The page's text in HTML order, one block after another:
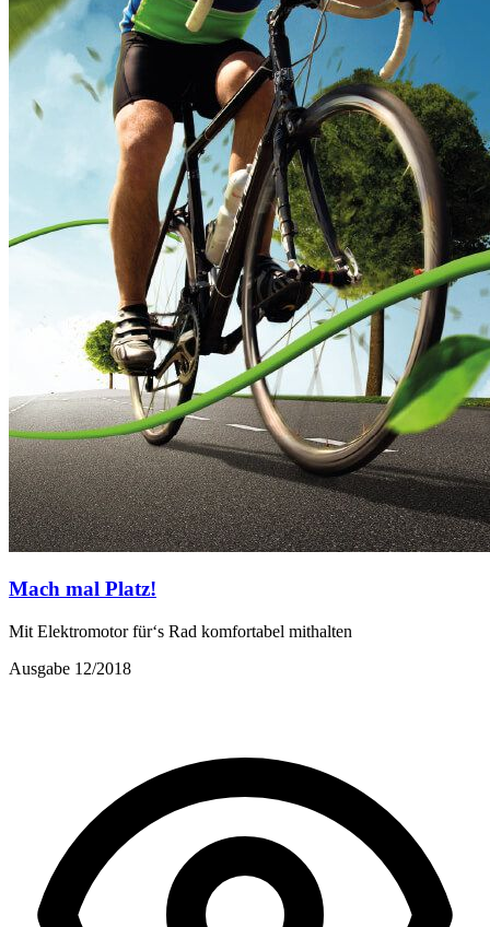
Mach mal Platz!
Mit Elektromotor für‘s Rad komfortabel mithalten
Ausgabe 12/2018